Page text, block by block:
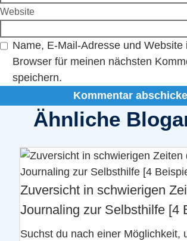
Website
Name, E-Mail-Adresse und Website
Browser für meinen nächsten
speichern.
Ähnliche
Zuversicht in schwierigen
Journaling zur Selbsthilfe [4
Suchst du nach einer Möglichkeit,